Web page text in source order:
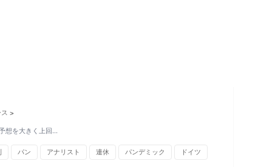
>
想を大きく上回…
パン アナリスト 連休 パンデミック ドイツ